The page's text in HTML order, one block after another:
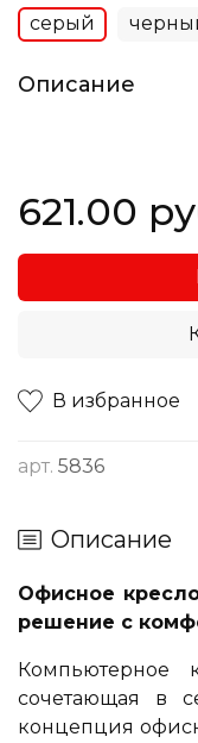
В избранное
арт. 5836
серый
Описание
621.00
Описание
Офисное
решение с
Компьютерное
сочетающая в
концепция